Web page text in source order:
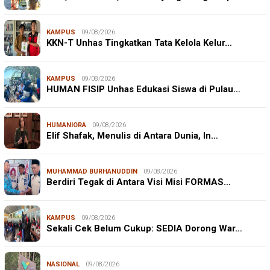
KAMPUS 09/08/2026
KKN-T Unhas Tingkatkan Tata Kelola Kelur…
KAMPUS 09/08/2026
HUMAN FISIP Unhas Edukasi Siswa di Pulau…
HUMANIORA 09/08/2026
Elif Shafak, Menulis di Antara Dunia, In…
MUHAMMAD BURHANUDDIN 09/08/2026
Berdiri Tegak di Antara Visi Misi FORMAS…
KAMPUS 09/08/2026
Sekali Cek Belum Cukup: SEDIA Dorong War…
NASIONAL 09/08/2026